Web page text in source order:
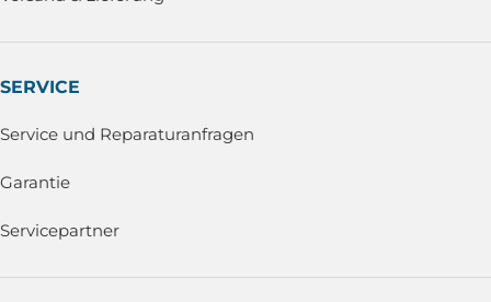
SERVICE
Service und Reparaturanfragen
Garantie
Servicepartner